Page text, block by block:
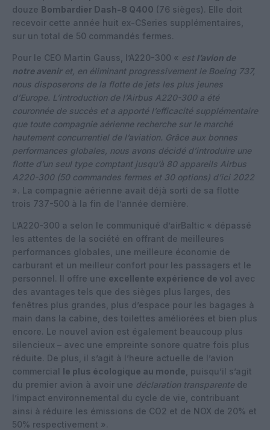
douze Bombardier Dash-8 Q400 (76 sièges). Elle doit
recevoir cette année huit ex-CSeries supplémentaires,
sur un total de 50 commandés fermes.
Pour le CEO Martin Gauss, l’A220-300 « est l’avion de
notre aveniret, en éliminant progressivement le Boeing 737,
nous disposerons de la flotte de jets les plus jeunes
d’Europe. L’introduction de l’Airbus A220-300 a été
couronnée de succès et a apporté l’efficacité supplémentaire
que toute compagnie aérienne recherche sur le marché
hautement concurrentiel de l’aviation. Grâce aux bonnes
performances globales, nous avons décidé d’introduire une
flotte d’un seul type comptant jusqu’à 80 appareils Airbus
A220-300 (50 commandes fermes et 30 options) d’ici 2022
». La compagnie aérienne avait déjà sorti de sa flotte
trois 737-500 à la fin de l’année dernière.
L’A220-300 a selon le communiqué d’airBaltic « dépassé
les attentes de la société en offrant de meilleures
performances globales, une meilleure économie de
carburant et un meilleur confort pour les passagers et le
personnel. Il offre une excellente expérience de vol avec
des avantages tels que des sièges plus larges, des
fenêtres plus grandes, plus d’espace pour les bagages à
main dans la cabine, des toilettes améliorées et bien plus
encore. Le nouvel avion est également beaucoup plus
silencieux – avec une empreinte sonore quatre fois plus
réduite. De plus, il s’agit à l’heure actuelle de l’avion
commercial le plus écologique au monde , puisqu’il s’agit
du premier avion à avoir une déclaration transparente de
l’impact environnemental du cycle de vie, contribuant
ainsi à réduire les émissions de CO2 et de NOX de 20% et
50% respectivement ».